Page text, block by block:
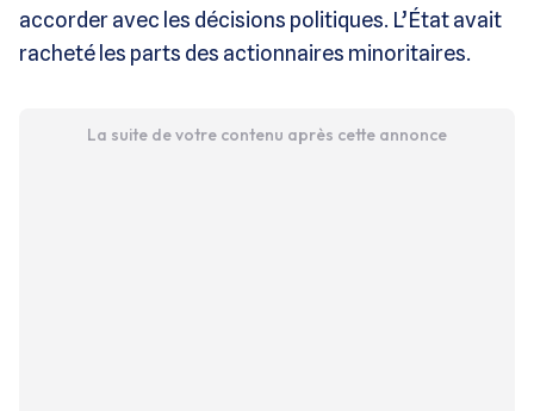
accorder avec les décisions politiques. L’État avait
racheté les parts des actionnaires minoritaires.
La suite de votre contenu après cette annonce